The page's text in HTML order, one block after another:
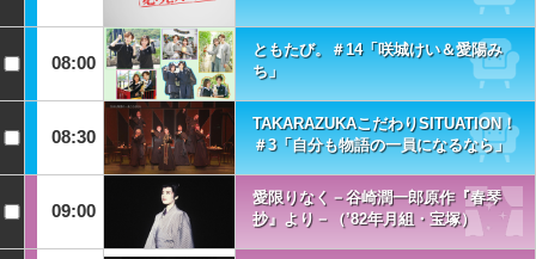
08:00
ともたび。＃14「咲城けい＆愛陽み
ち」
08:30
TAKARAZUKAこだわりSITUATION！
＃3「自分も物語の一員になるなら」
09:00
愛限りなく－谷崎潤一郎原作『春琴
抄』より－（’82年月組・宝塚）